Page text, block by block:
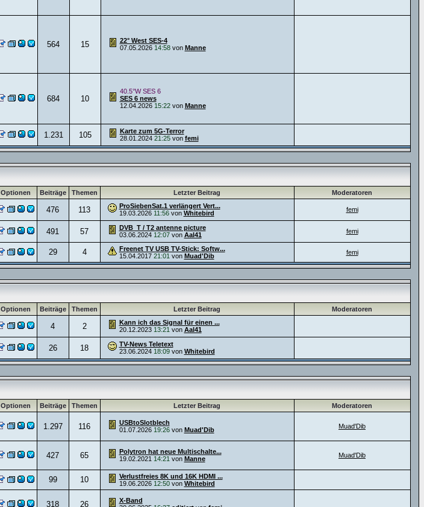
564 15
22° West SES-4
07.05.2026 14:58von Manne
684 10
40.5°W SES 6
SES 6 news
12.04.2026 15:22von Manne
1.231 105
Karte zum 5G-Terror
28.01.2024 21:25von femi
Optionen Beiträge Themen Letzter Beitrag Moderatoren
476 113
ProSiebenSat.1 verlängert Vert...
19.03.2026 11:56von Whitebird femi
491 57
DVB_T / T2 antenne picture
03.06.2024 12:07von Aal41 femi
29 4
Freenet TV USB TV-Stick: Softw...
15.04.2017 21:01 von Muad'Dib femi
Optionen Beiträge Themen Letzter Beitrag Moderatoren
4 2
Kann ich das Signal für einen ...
20.12.2023 13:21 von Aal41
26 18
TV-News Teletext
23.06.2024 18:09von Whitebird
Optionen Beiträge Themen Letzter Beitrag Moderatoren
1.297 116
USBtoSlotblech
01.07.2026 19:26von Muad'Dib Muad'Dib
427 65
Polytron hat neue Multischalte...
19.02.2021 14:21 von Manne Muad'Dib
99 10
Verlustfreies 8K und 16K HDMI ...
19.06.2026 12:50von Whitebird
318 26
X-Band